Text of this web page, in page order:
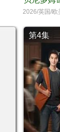
2026/英国/欧
第4集